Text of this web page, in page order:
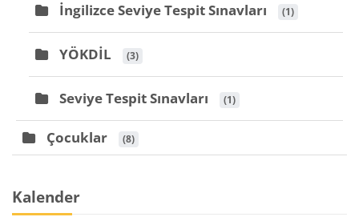
İngilizce Seviye Tespit Sınavları (1)
YÖKDİL (3)
Seviye Tespit Sınavları (1)
Çocuklar (8)
Blöcke
Kalender